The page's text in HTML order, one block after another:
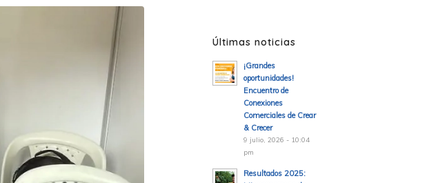
Últimas noticias
¡Grandes
oportunidades!
Encuentro de
Conexiones
Comerciales de Crear
& Crecer
9 julio, 2026 - 10:04
pm
Resultados 2025: